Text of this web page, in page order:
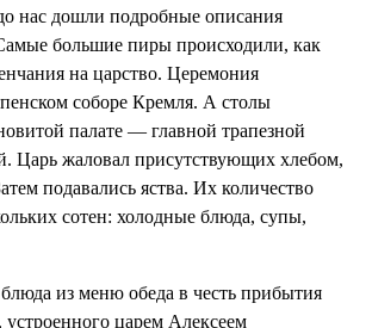
нас дошли подробные описания
большие пиры происходили, как
на царство. Церемония
соборе Кремля. А столы
палате — главной трапезной
Царь жаловал присутствующих хлебом,
подавались яства. Их количество
сотен: холодные блюда, супы,
из меню обеда в честь прибытия
устроенного царем Алексеем